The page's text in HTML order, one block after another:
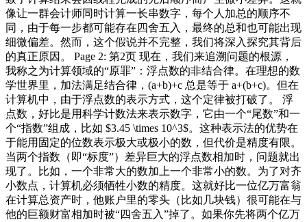
像让一群会计师同时计算一长串数字，每个人加总的顺序不
同，由于每一步都可能存在四舍五入，最终的总和也可能出现
细微偏差。然而，这个假说并不完整，我们将深入探究其背后
的真正原因。 Page 2: 第2页 现在，我们来追溯问题的根源，
我称之为计算领域的“原罪”：浮点数的非结合律。在理想的数
学世界里，加法满足结合律，(a+b)+c 总是等于 a+(b+c)。但在
计算机中，由于浮点数的表示方式，这个定律被打破了。 浮
点数，好比是用科学计数法来表示数字，它由一个“尾数”和一
个“指数”组成，比如 $3.45 \times 10^3$。这种表示法的优势在
于能用固定的位数表示极大或极小的数，但代价是精度有限。
当两个指数（即“标度”）差异巨大的浮点数相加时，问题就出
现了。比如，一个非常大的数加上一个非常小的数。为了对齐
小数点，计算机必须牺牲小数的精度。这就好比一位亿万富翁
在计算总资产时，他账户里的零头（比如几块钱）很可能在与
他的巨额财富相加时被“四舍五入”掉了。如果你先将两个亿万